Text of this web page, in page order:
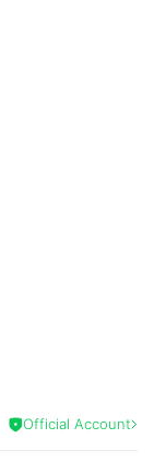
Official Account